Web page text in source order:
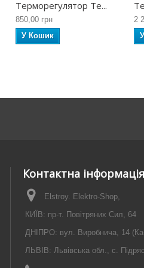
Терморегулятор Te...
850,00 грн
У Кошик
2
Контактна інформація
Elstroy. Elektro-Shop,
КИЇВ: пр-т. Повітряних Сил, 64
ДНІПРО: вул. Виробнича, 14
ЛЬВІВ: Львівська обл., с.